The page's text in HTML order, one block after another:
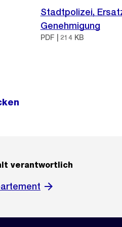
Stadtpolizei,
Genehmigung
PDF | 214 KB
verantwortlich